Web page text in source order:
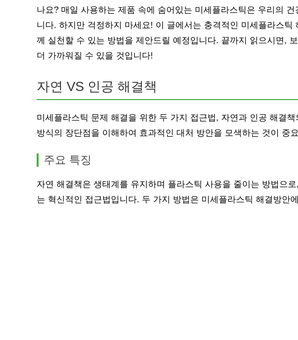
나요? 매일 사용하는 제품 속에 숨어있는 미세플라스틱은 우리의
니다. 하지만 걱정하지 마세요! 이 글에서는 충격적인 미세플라스
께 실천할 수 있는 방법을 제안드릴 예정입니다. 끝까지 읽으시면,
더 가까워질 수 있을 것입니다!
자연 VS 인공 해결책
미세플라스틱 문제 해결을 위한 두 가지 접근법, 자연과 인공 해결
방식의 장단점을 이해하여 효과적인 대처 방안을 모색하는 것이 중
주요 특징
자연 해결책은 생태계를 유지하며 플라스틱 사용을 줄이는 방법으
는 혁신적인 접근법입니다. 두 가지 방법은 미세플라스틱 해결방안